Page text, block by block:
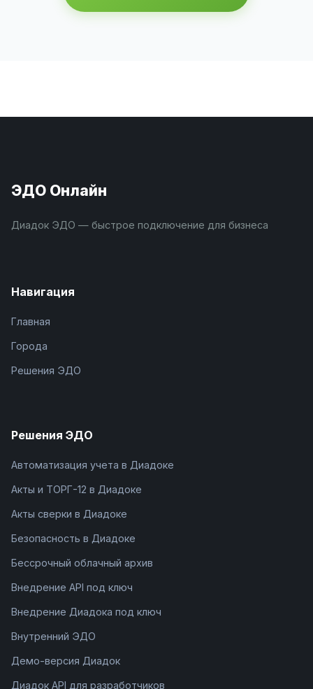
ЭДО Онлайн
Диадок ЭДО — быстрое подключение для бизнеса
Навигация
Главная
Города
Решения ЭДО
Решения ЭДО
Автоматизация учета в Диадоке
Акты и ТОРГ-12 в Диадоке
Акты сверки в Диадоке
Безопасность в Диадоке
Бессрочный облачный архив
Внедрение API под ключ
Внедрение Диадока под ключ
Внутренний ЭДО
Демо-версия Диадок
Диадок API для разработчиков